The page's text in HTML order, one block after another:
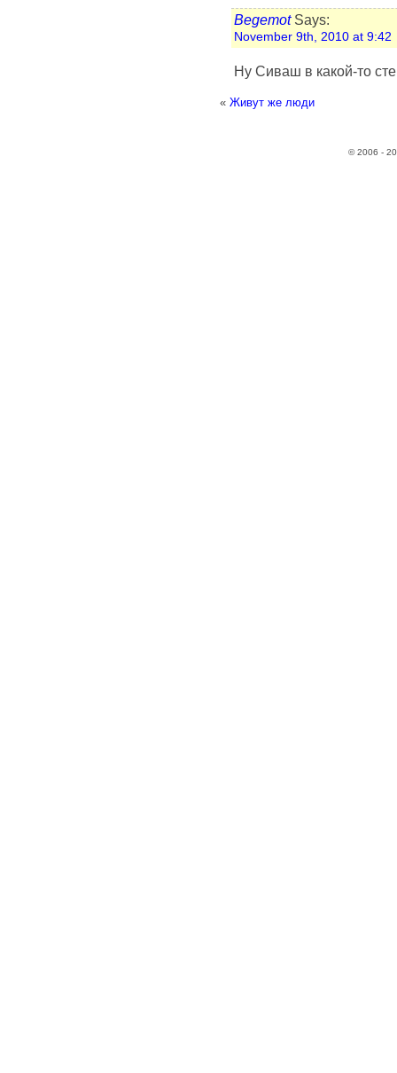
BegemotSays:
November 9th, 2010 at 9:42
Ну Сиваш в какой-то
« Живут же люди
© 2006 -